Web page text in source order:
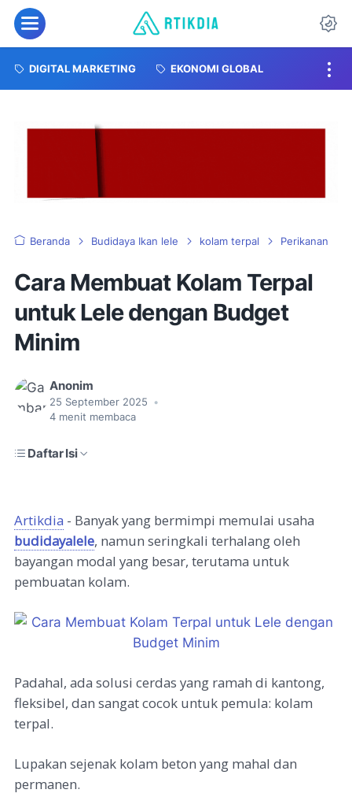
DIGITAL MARKETING EKONOMI GLOBAL
Beranda Budidaya Ikan lele kolam terpal Perikanan
Cara Membuat Kolam Terpal
untuk Lele dengan Budget
Minim
Anonim
25 September 2025
•
4 menit membaca
Daftar Isi
Artikdia - Banyak yang bermimpi memulai usaha
budidayalele, namun seringkali terhalang oleh
bayangan modal yang besar, terutama untuk
pembuatan kolam.
Padahal, ada solusi cerdas yang ramah di kantong,
fleksibel, dan sangat cocok untuk pemula: kolam
terpal.
Lupakan sejenak kolam beton yang mahal dan
permanen.